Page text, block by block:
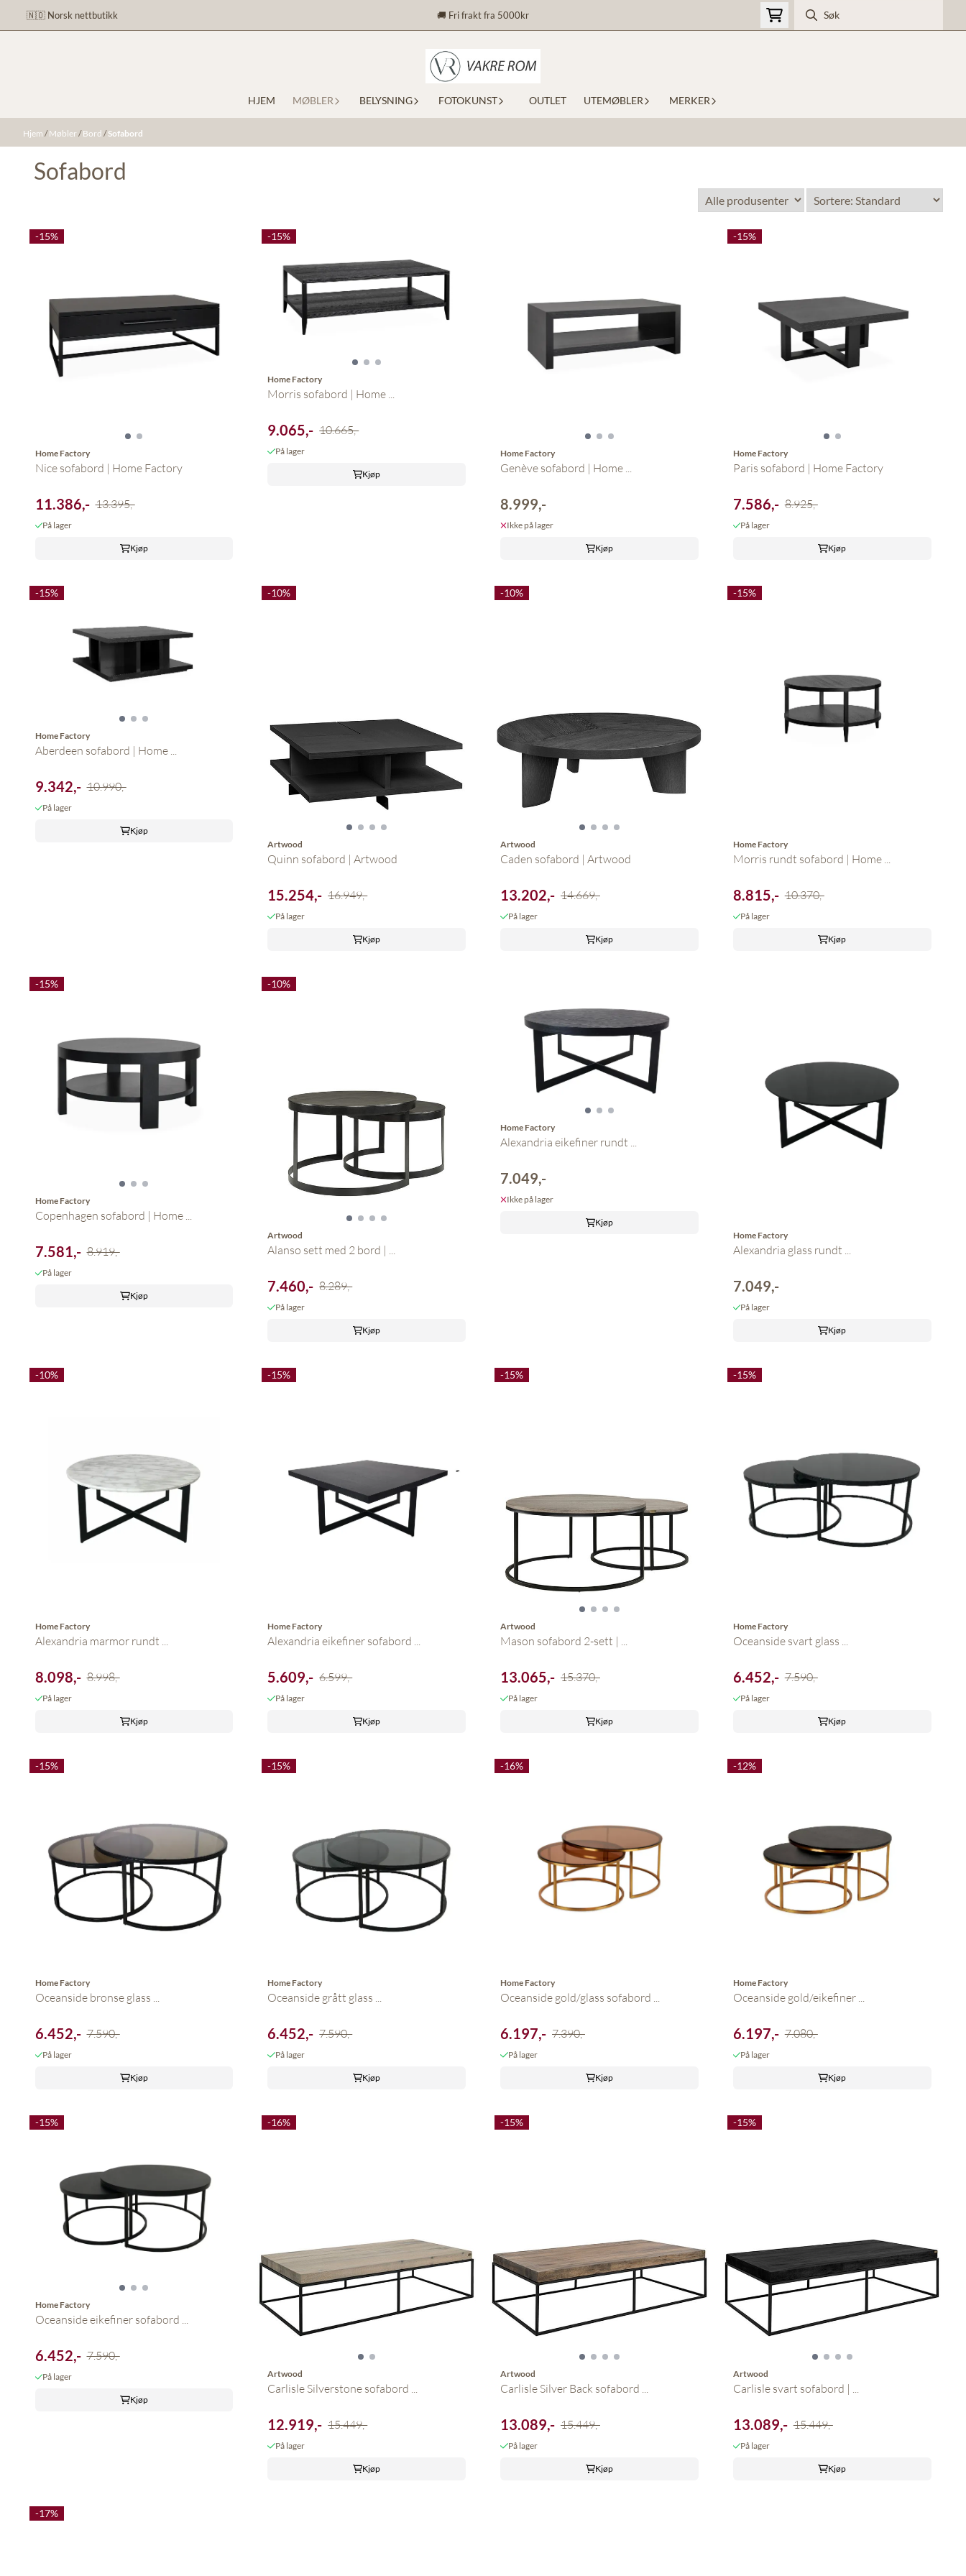
Hopp til innhold
🇳🇴 Norsk nettbutikk 🚚 Fri frakt fra 5000kr
HJEM MØBLER BELYSNING FOTOKUNST OUTLET UTEMØBLER MERKER
Hjem /Møbler /Bord /Sofabord
Sofabord
-15%
Home Factory
Nice sofabord | Home Factory
11.386,- 13.395,-
På lager
Kjøp
-15%
Home Factory
Morris sofabord | Home ...
9.065,- 10.665,-
På lager
Kjøp
Home Factory
Genève sofabord | Home ...
8.999,-
Ikke på lager
Kjøp
-15%
Home Factory
Paris sofabord | Home Factory
7.586,- 8.925,-
På lager
Kjøp
-15%
Home Factory
Aberdeen sofabord | Home ...
9.342,- 10.990,-
På lager
Kjøp
-10%
Artwood
Quinn sofabord | Artwood
15.254,- 16.949,-
På lager
Kjøp
-10%
Artwood
Caden sofabord | Artwood
13.202,- 14.669,-
På lager
Kjøp
-15%
Home Factory
Morris rundt sofabord | Home ...
8.815,- 10.370,-
På lager
Kjøp
-15%
Home Factory
Copenhagen sofabord | Home ...
7.581,- 8.919,-
På lager
Kjøp
-10%
Artwood
Alanso sett med 2 bord | ...
7.460,- 8.289,-
På lager
Kjøp
Home Factory
Alexandria eikefiner rundt ...
7.049,-
Ikke på lager
Kjøp
Home Factory
Alexandria glass rundt ...
7.049,-
På lager
Kjøp
-10%
Home Factory
Alexandria marmor rundt ...
8.098,- 8.998,-
På lager
Kjøp
-15%
Home Factory
Alexandria eikefiner sofabord ...
5.609,- 6.599,-
På lager
Kjøp
-15%
Artwood
Mason sofabord 2-sett | ...
13.065,- 15.370,-
På lager
Kjøp
-15%
Home Factory
Oceanside svart glass ...
6.452,- 7.590,-
På lager
Kjøp
-15%
Home Factory
Oceanside bronse glass ...
6.452,- 7.590,-
På lager
Kjøp
-15%
Home Factory
Oceanside grått glass ...
6.452,- 7.590,-
På lager
Kjøp
-16%
Home Factory
Oceanside gold/glass sofabord ...
6.197,- 7.390,-
På lager
Kjøp
-12%
Home Factory
Oceanside gold/eikefiner ...
6.197,- 7.080,-
På lager
Kjøp
-15%
Home Factory
Oceanside eikefiner sofabord ...
6.452,- 7.590,-
På lager
Kjøp
-16%
Artwood
Carlisle Silverstone sofabord ...
12.919,- 15.449,-
På lager
Kjøp
-15%
Artwood
Carlisle Silver Back sofabord ...
13.089,- 15.449,-
På lager
Kjøp
-15%
Artwood
Carlisle svart sofabord | ...
13.089,- 15.449,-
På lager
Kjøp
-17%